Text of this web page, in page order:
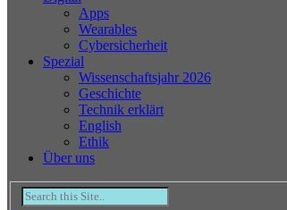
Apps
Wearables
Cybersicherheit
Spezial
Wissenschaftsjahr 2026
Geschichte
Technik erklärt
English
Ethik
Über uns